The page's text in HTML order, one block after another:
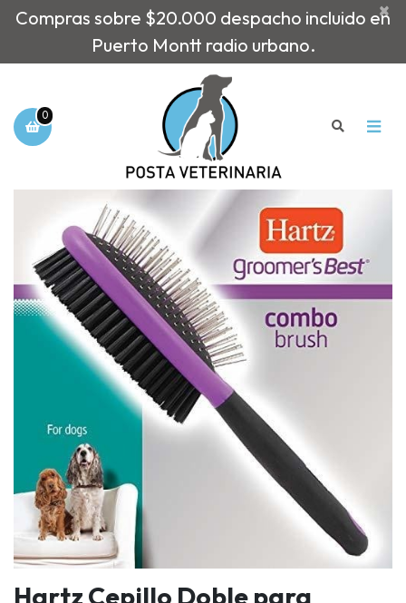
Compras sobre $20.000 despacho incluido en
Puerto Montt radio urbano.
×
0
Hartz Cepillo Doble para